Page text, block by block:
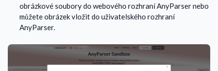
obrázkové soubory do webového rozhraní AnyParser nebo
můžete obrázek vložit do uživatelského rozhraní
AnyParser.